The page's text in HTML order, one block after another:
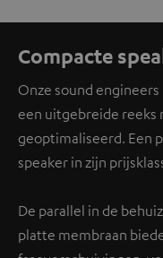
Compacte
Onze sound
een uitgebreide reeks
geoptimaliseerd. Een
speaker in zijn
De parallel in de
platte membraan